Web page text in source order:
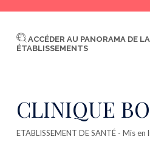
ACCÉDER AU PANORAMA DE
ÉTABLISSEMENTS
CLINIQUE
ETABLISSEMENT DE SANTÉ - Mis en